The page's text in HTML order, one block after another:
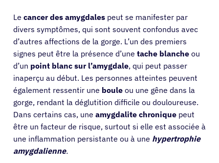
Le cancer des amygdales peut se manifester par
divers symptômes, qui sont souvent confondus avec
d’autres affections de la gorge. L’un des premiers
signes peut être la présence d’une tache blanche ou
d’un point blanc sur l’amygdale, qui peut passer
inaperçu au début. Les personnes atteintes peuvent
également ressentir une boule ou une gêne dans la
gorge, rendant la déglutition difficile ou douloureuse.
Dans certains cas, une amygdalite chronique peut
être un facteur de risque, surtout si elle est associée à
une inflammation persistante ou à une hypertrophie
amygdalienne.